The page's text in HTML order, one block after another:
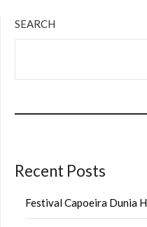
SEARCH
Recent Posts
Festival Capoeira Dunia